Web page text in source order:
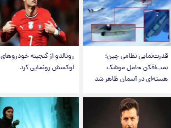
قدرت‌نمایی نظامی چین؛
بمب‌افکن حامل موشک
هسته‌ای در آسمان ظاهر شد
رونالدو از گنجینه خودروهای
لوکسش رونمایی کرد